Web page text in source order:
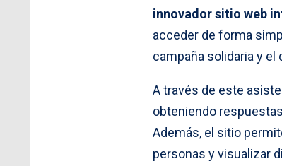
innovador sitio web
acceder de forma
campaña solidaria y
A través de este
obteniendo
Además, el sitio
personas y visualizar